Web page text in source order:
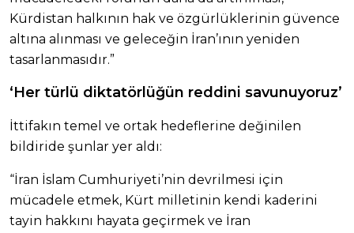
Kürdistan halkının hak ve özgürlüklerinin güvence
altına alınması ve geleceğin İran’ının yeniden
tasarlanmasıdır.”
‘Her türlü diktatörlüğün reddini savunuyoruz’
İttifakın temel ve ortak hedeflerine değinilen
bildiride şunlar yer aldı:
“İran İslam Cumhuriyeti’nin devrilmesi için
mücadele etmek, Kürt milletinin kendi kaderini
tayin hakkını hayata geçirmek ve İran